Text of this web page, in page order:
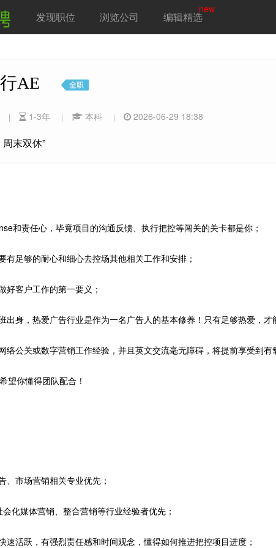
发现职位 浏览公司 编辑精选
new
行AE
| 1-3年 | 本科 | 2026-06-29 18:38
末双休”
和责任心，毕竟项目的沟通反馈、执行把控等闯关的关卡都是你；
有足够的耐心和细心去控场其他相关工作和安排；
好客户工作的第一要义；
出身，热爱广告行业是作为一名广告人的基本修养！只有足够热爱，才
络公关或数字营销工作经验，并且英文交流毫无障碍，将提前享受到有
望你懂得团队配合！
、市场营销相关专业优先；
化媒体营销、整合营销等行业经验者优先；
速活跃，有强烈责任感和时间观念，懂得如何推进把控项目进度；